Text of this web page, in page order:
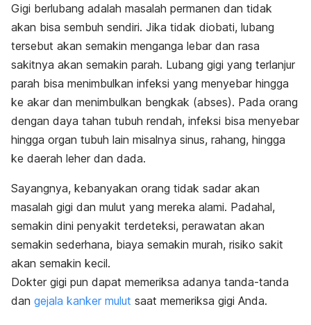
Gigi berlubang adalah masalah permanen dan tidak
akan bisa sembuh sendiri. Jika tidak diobati, lubang
tersebut akan semakin menganga lebar dan rasa
sakitnya akan semakin parah. Lubang gigi yang terlanjur
parah bisa menimbulkan infeksi yang menyebar hingga
ke akar dan menimbulkan bengkak (abses). Pada orang
dengan daya tahan tubuh rendah, infeksi bisa menyebar
hingga organ tubuh lain misalnya sinus, rahang, hingga
ke daerah leher dan dada.
Sayangnya, kebanyakan orang tidak sadar akan
masalah gigi dan mulut yang mereka alami. Padahal,
semakin dini penyakit terdeteksi, perawatan akan
semakin sederhana, biaya semakin murah, risiko sakit
akan semakin kecil.
Dokter gigi pun dapat memeriksa adanya tanda-tanda
dan gejala kanker mulut saat memeriksa gigi Anda.